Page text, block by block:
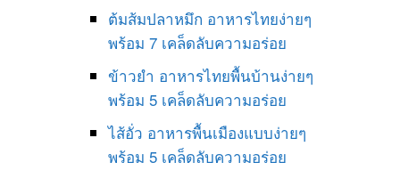
ต้มส้มปลาหมึก อาหารไทยง่ายๆ
พร้อม 7 เคล็ดลับความอร่อย
ข้าวยำ อาหารไทยพื้นบ้านง่ายๆ
พร้อม 5 เคล็ดลับความอร่อย
ไส้อั่ว อาหารพื้นเมืองแบบง่ายๆ
พร้อม 5 เคล็ดลับความอร่อย